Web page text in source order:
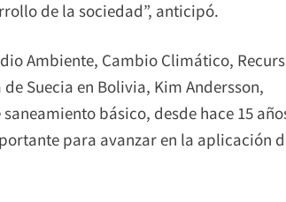
de la sociedad”, anticipó.
Ambiente, Cambio Climático,
Suecia en Bolivia, Kim Andersson,
básico, desde hace 15
para avanzar en la aplicación